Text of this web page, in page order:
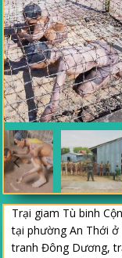
Trại giam Tù binh
tại phường An Thới ở
tranh Đông Dương,